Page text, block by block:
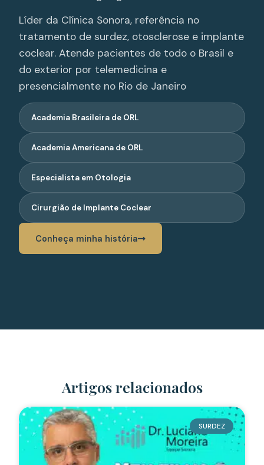
Líder da Clínica Sonora, referência no
tratamento de surdez, otosclerose e implante
coclear. Atende pacientes de todo o Brasil e
do exterior por telemedicina e
presencialmente no Rio de Janeiro
Academia Brasileira de ORL
Academia Americana de ORL
Especialista em Otologia
Cirurgião de Implante Coclear
Conheça minha história
Artigos relacionados
SURDEZ